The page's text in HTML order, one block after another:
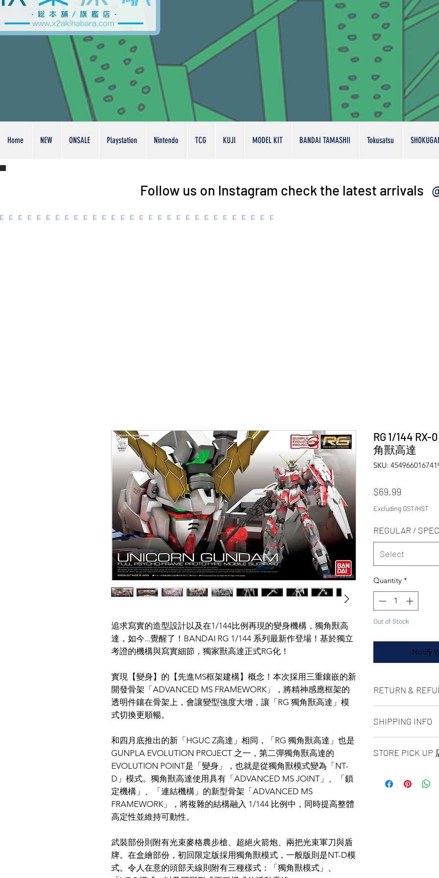
Home NEW ONSALE Playstation Nintendo TCG KUJI MODEL KIT BANDAI TAMASHII Tokusatsu
Follow us on Instagram check the latest arrivals
追求寫實的造型設計以及在1/144比例再現的變身機構，獨角獸高
達，如今...覺醒了！BANDAI RG 1/144 系列最新作登場！基於獨立
考證的機構與寫實細節，獨家獸高達正式RG化！
實現【變身】的【先進MS框架建構】概念！本次採用三重鑲嵌的新
開發骨架「ADVANCED MS FRAMEWORK」，將精神感應框架的
透明件鑲在骨架上，會讓變型強度大增，讓「RG 獨角獸高達」模
式切換更順暢。
和四月底推出的新「HGUC Z高達」相同，「RG 獨角獸高達」也是
GUNPLA EVOLUTION PROJECT 之一，第二彈獨角獸高達的
EVOLUTION POINT是「變身」，也就是從獨角獸模式變為「NT-
D」模式。獨角獸高達使用具有「ADVANCED MS JOINT」、「鎖
定機構」、「連結機構」的新型骨架「ADVANCED MS
FRAMEWORK」，將複雜的結構融入 1/144 比例中，同時提高整體
高定性並維持可動性。
武裝部份則附有光束麥格農步槍、超絕火箭炮、兩把光束軍刀與盾
牌。在盒繪部份，初回限定版採用獨角獸模式，一般版則是NT-D模
式。令人在意的頭部天線則附有三種樣式：「獨角獸模式」、
RG 1/144 RX-
角獸高達
SKU:
$69.99
Excluding GST/HST
REGULAR /
Select
Quantity *
Out of Stock
Notify
RETURN &
NO REFUND OR
SHIPPING INFO
days ）
If you want select
STORE PICK UP
same day pick up